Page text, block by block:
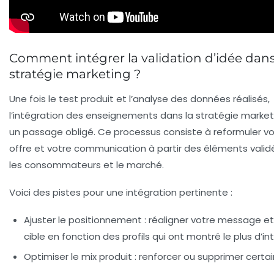
Comment intégrer la validation d’idée
stratégie marketing ?
Une fois le test produit et l’analyse des données réalisés,
l’intégration des enseignements dans la stratégie
un passage obligé. Ce processus consiste à reformuler
offre et votre communication à partir des éléments
les consommateurs et le marché.
Voici des pistes pour une intégration pertinente :
Ajuster le positionnement : réaligner votre message
cible en fonction des profils qui ont montré le plus
Optimiser le mix produit : renforcer ou supprimer